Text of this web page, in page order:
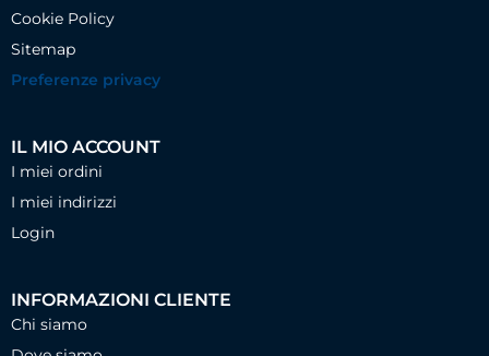
Cookie Policy
Sitemap
Preferenze privacy
IL MIO ACCOUNT
I miei ordini
I miei indirizzi
Login
INFORMAZIONI CLIENTE
Chi siamo